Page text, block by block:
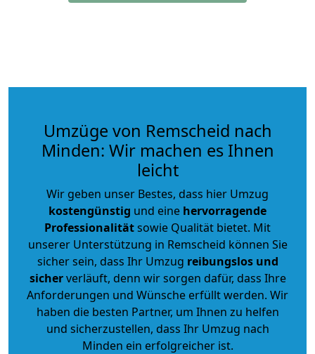
Umzüge von Remscheid nach
Minden: Wir machen es Ihnen
leicht
Wir geben unser Bestes, dass hier Umzug
kostengünstig und eine hervorragende
Professionalitätsowie Qualität bietet. Mit
unserer Unterstützung in Remscheid können Sie
sicher sein, dass Ihr Umzug reibungslos und
sicherverläuft, denn wir sorgen dafür, dass Ihre
Anforderungen und Wünsche erfüllt werden. Wir
haben die besten Partner, um Ihnen zu helfen
und sicherzustellen, dass Ihr Umzug nach
Minden ein erfolgreicher ist.